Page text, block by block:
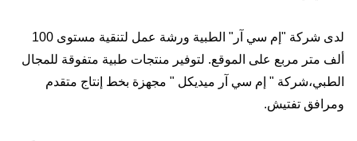
لدى شركة "إم سي آر" الطبية ورشة عمل لتنقية مستوى 100
ألف متر مربع على الموقع. لتوفير منتجات طبية متفوقة للمجال
الطبي،شركة " إم سي آر ميديكل " مجهزة بخط إنتاج متقدم
ومرافق تفتيش.